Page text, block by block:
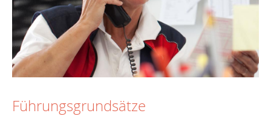
Führungsgrundsätze